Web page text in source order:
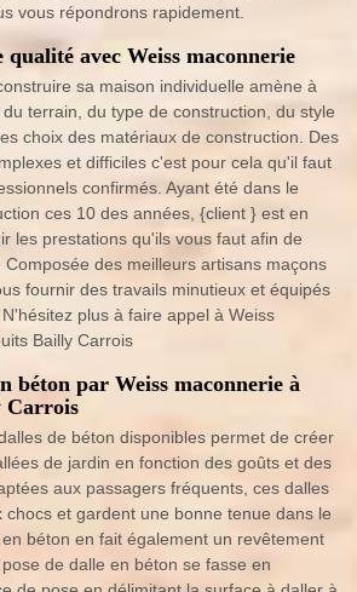
vous répondrons rapidement.
qualité avec Weiss maconnerie
sa maison individuelle amène à
terrain, du type de construction, du style
choix des matériaux de construction. Des
et difficiles c'est pour cela qu'il faut
confirmés. Ayant été dans le
ces 10 des années, {client } est en
les prestations qu'ils vous faut afin de
des meilleurs artisans maçons
fournir des travails minutieux et équipés
plus à faire appel à Weiss
Bailly Carrois
béton par Weiss maconnerie à
Carrois
de béton disponibles permet de créer
de jardin en fonction des goûts et des
aux passagers fréquents, ces dalles
chocs et gardent une bonne tenue dans le
béton en fait également un revêtement
de dalle en béton se fasse en